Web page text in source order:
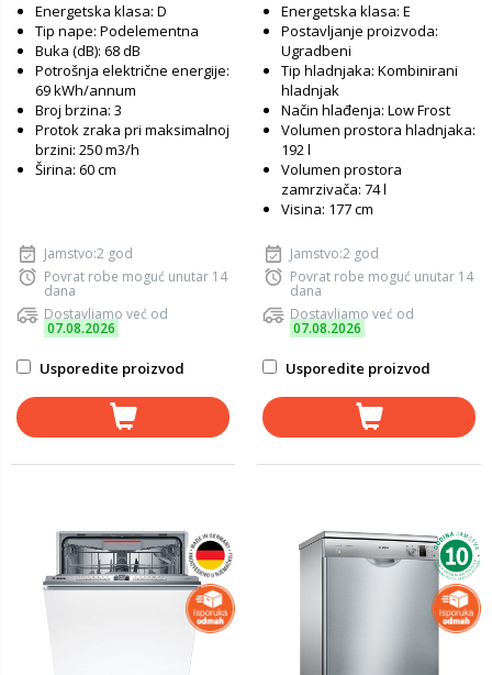
Energetska klasa: D
Tip nape: Podelementna
Buka (dB): 68 dB
Potrošnja električne energije:
69 kWh/annum
Broj brzina: 3
Protok zraka pri maksimalnoj
brzini: 250 m3/h
Širina: 60 cm
Jamstvo:2 god
Povrat robe moguć unutar 14
dana
Dostavljamo već od
07.08.2026
Usporedite proizvod
Energetska klasa: E
Postavljanje proizvoda:
Ugradbeni
Tip hladnjaka: Kombinirani
hladnjak
Način hlađenja: Low Frost
Volumen prostora hladnjaka:
192 l
Volumen prostora
zamrzivača: 74 l
Visina: 177 cm
Jamstvo:2 god
Povrat robe moguć unutar 14
dana
Dostavljamo već od
07.08.2026
Usporedite proizvod